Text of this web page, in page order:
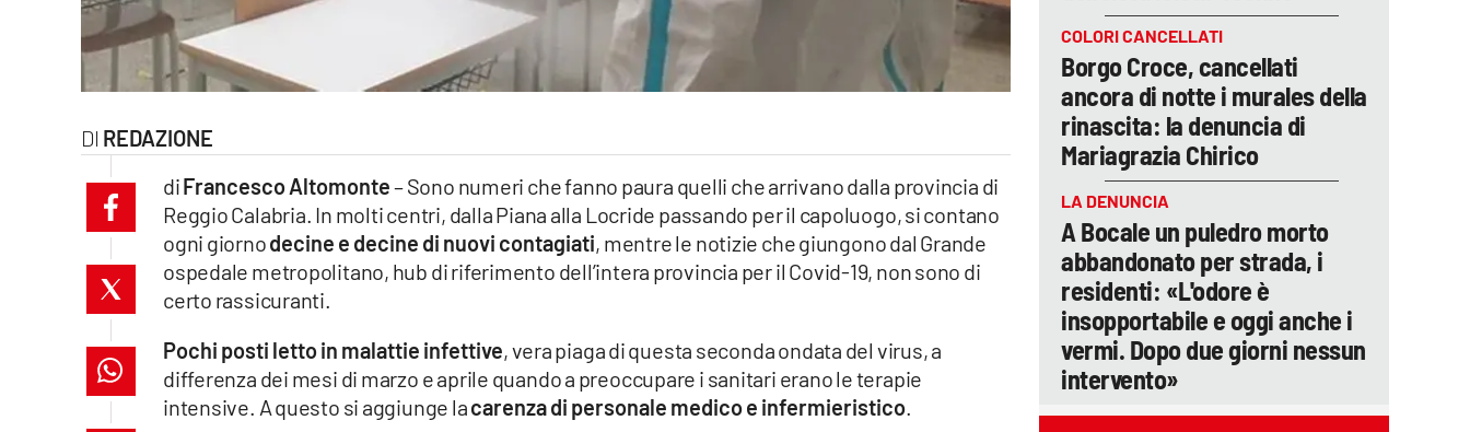
cosenzachannel.it
ilvibonese.it
catanzarochannel.it
lacapitalenews.it
REDAZIONE
diFrancesco Altomonte– Sono numeri che fanno paura quelli che arrivano dalla provincia di
Reggio Calabria. In molti centri, dalla Piana alla Locride passando per il capoluogo, si contano
ogni giornodecine e decine di nuovi contagiati, mentre le notizie che giungono dal Grande
ospedale metropolitano, hub di riferimento dell’intera provincia per il Covid-19, non sono di
certo rassicuranti.
Pochi posti letto in malattie infettive, vera piaga di questa seconda ondata del virus, a
differenza dei mesi di marzo e aprile quando a preoccupare i sanitari erano le terapie
intensive. A questo si aggiunge lacarenza di personale medico e infermieristico.
COLORI CANCELLATI
Borgo Croce, cancellati
ancora di notte i murales della
rinascita: la denuncia di
Mariagrazia Chirico
LA DENUNCIA
A Bocale un puledro morto
abbandonato per strada, i
residenti: «L'odore è
insopportabile e oggi anche i
vermi. Dopo due giorni nessun
intervento»